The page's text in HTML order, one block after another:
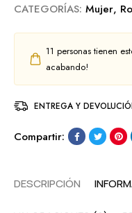
CATEGORÍAS: Mujer,
11 personas tienen
acabando!
ENTREGA Y
Compartir:
DESCRIPCIÓN